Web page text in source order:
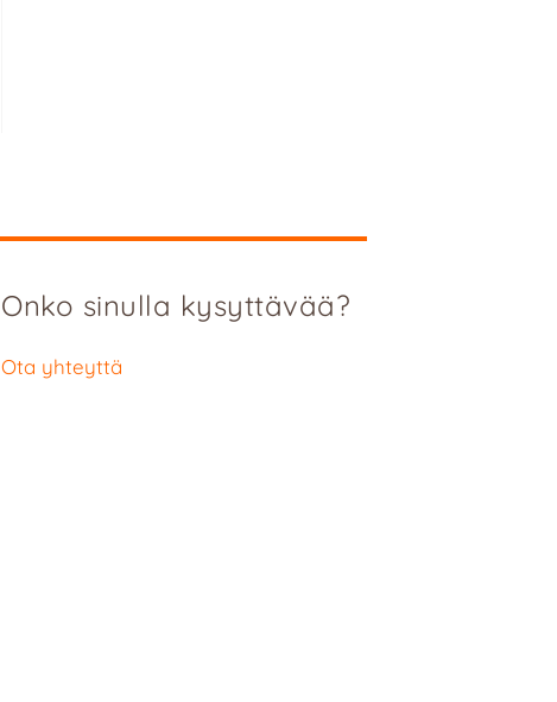
Onko sinulla kysyttävää?
Ota yhteyttä